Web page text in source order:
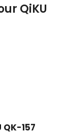
QiKU
157